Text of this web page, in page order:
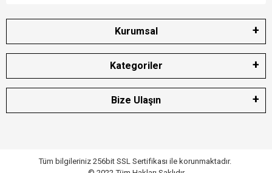
Kurumsal
Kategoriler
Bize Ulaşın
Tüm bilgileriniz 256bit SSL Sertifikası ile korunmaktadır.